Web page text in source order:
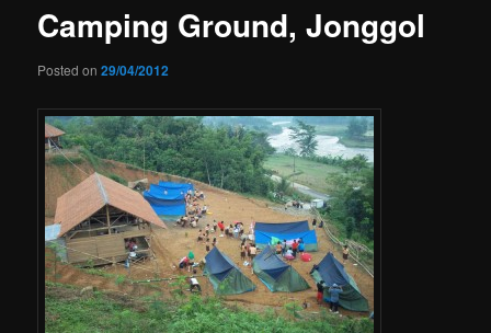
Camping Ground, Jonggol
Posted on29/04/2012